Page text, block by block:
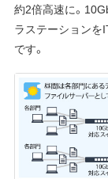
約2倍高速に。
ラステーションを
です。